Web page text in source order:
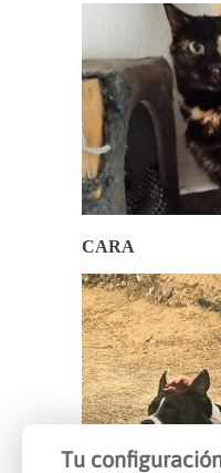
CARA
Tu